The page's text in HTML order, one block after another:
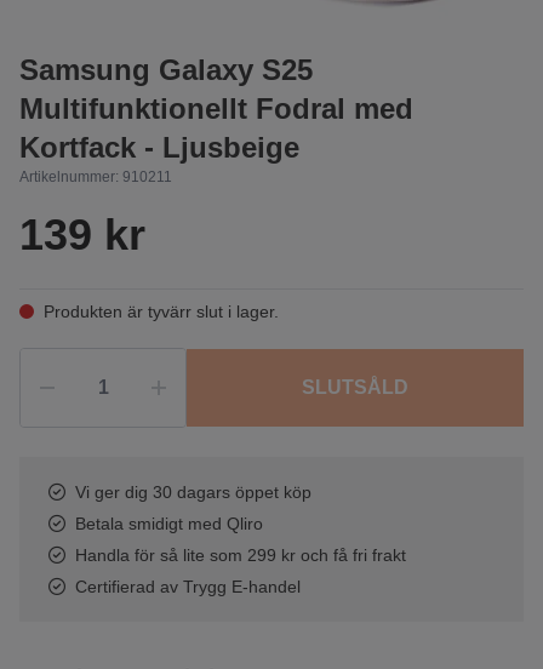
Samsung Galaxy S25
Multifunktionellt Fodral med
Kortfack - Ljusbeige
Artikelnummer: 910211
139 kr
Produkten är tyvärr slut i lager.
SLUTSÅLD
Vi ger dig 30 dagars öppet köp
Betala smidigt med Qliro
Handla för så lite som 299 kr och få fri frakt
Certifierad av Trygg E-handel